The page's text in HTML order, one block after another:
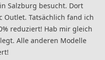
Salzburg besucht. Dort
Outlet. Tatsächlich fand ich
reduziert! Hab mir gleich
Alle anderen Modelle